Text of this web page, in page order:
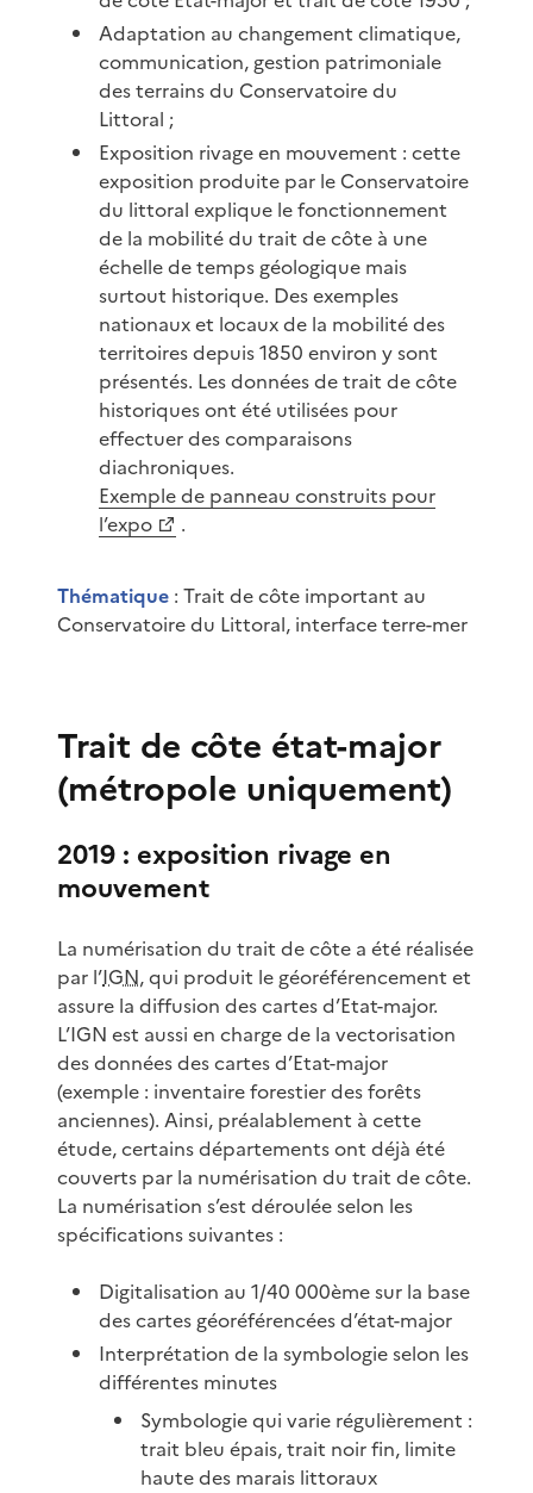
Adaptation au changement climatique,
communication, gestion patrimoniale
des terrains du Conservatoire du
Littoral ;
Exposition rivage en mouvement : cette
exposition produite par le Conservatoire
du littoral explique le fonctionnement
de la mobilité du trait de côte à une
échelle de temps géologique mais
surtout historique. Des exemples
nationaux et locaux de la mobilité des
territoires depuis 1850 environ y sont
présentés. Les données de trait de côte
historiques ont été utilisées pour
effectuer des comparaisons
diachroniques.
Exemple de panneau construits pour
l’expo
.
Thématique : Trait de côte important au
Conservatoire du Littoral, interface terre-mer
Trait de côte état-major
(métropole uniquement)
2019 : exposition rivage en
mouvement
La numérisation du trait de côte a été réalisée
par l’IGN, qui produit le géoréférencement et
assure la diffusion des cartes d’Etat-major.
L’IGN est aussi en charge de la vectorisation
des données des cartes d’Etat-major
(exemple : inventaire forestier des forêts
anciennes). Ainsi, préalablement à cette
étude, certains départements ont déjà été
couverts par la numérisation du trait de côte.
La numérisation s’est déroulée selon les
spécifications suivantes :
Digitalisation au 1/40 000ème sur la base
des cartes géoréférencées d’état-major
Interprétation de la symbologie selon les
différentes minutes
Symbologie qui varie régulièrement :
trait bleu épais, trait noir fin, limite
haute des marais littoraux